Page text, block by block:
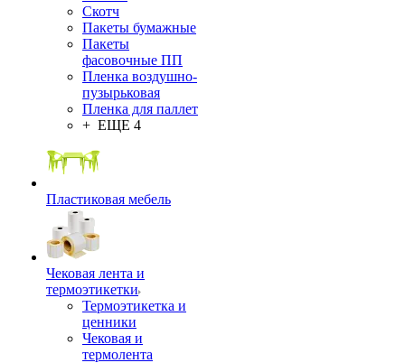
Скотч
Пакеты бумажные
Пакеты
фасовочные ПП
Пленка воздушно-
пузырьковая
Пленка для паллет
+ ЕЩЕ 4
Пластиковая мебель
Чековая лента и
термоэтикетки
Термоэтикетка и
ценники
Чековая и
термолента